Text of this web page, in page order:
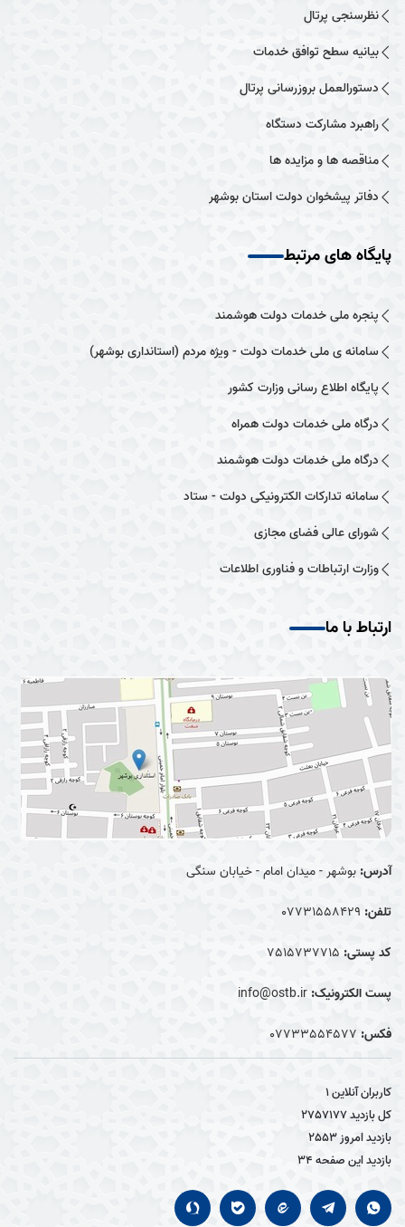
نظرسنجی پرتال
بیانیه سطح توافق خدمات
دستورالعمل بروزرسانی پرتال
راهبرد مشارکت دستگاه
مناقصه ها و مزایده ها
دفاتر پیشخوان دولت استان بوشهر
پایگاه های مرتبط
پنجره ملی خدمات دولت هوشمند
سامانه ی ملی خدمات دولت - ویژه مردم (استانداری بوشهر)
پایگاه اطلاع رسانی وزارت کشور
درگاه ملی خدمات دولت همراه
درگاه ملی خدمات دولت هوشمند
سامانه تدارکات الکترونیکی دولت - ستاد
شورای عالی فضای مجازی
وزارت ارتباطات و فناوری اطلاعات
ارتباط با ما
آدرس: بوشهر - میدان امام - خیابان سنگی
تلفن: 07731558429
کد پستی: 7515737715
پست الکترونیک: info@ostb.ir
فکس: 07733554577
کاربران آنلاین1
کل بازدید2757177
بازدید امروز2553
بازدید این صفحه34